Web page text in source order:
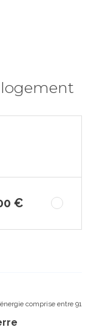
logement
€
comprise entre 91